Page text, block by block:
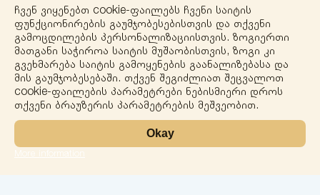
+
−
ჩვენ ვიყენებთ cookie-ფაილებს ჩვენი საიტის
ფუნქციონირების გაუმჯობესებისთვის და თქვენი
გამოცდილების პერსონალიზაციისთვის. ზოგიერთი
მათგანი საჭიროა საიტის მუშაობისთვის, ზოგი კი
გვეხმარება საიტის გამოყენების გაანალიზებასა და
მის გაუმჯობესებაში. თქვენ შეგიძლიათ შეცვალოთ
cookie-ფაილების პარამეტრები ნებისმიერი დროს
თქვენი ბრაუზერის პარამეტრების მეშვეობით.
Okay
More information